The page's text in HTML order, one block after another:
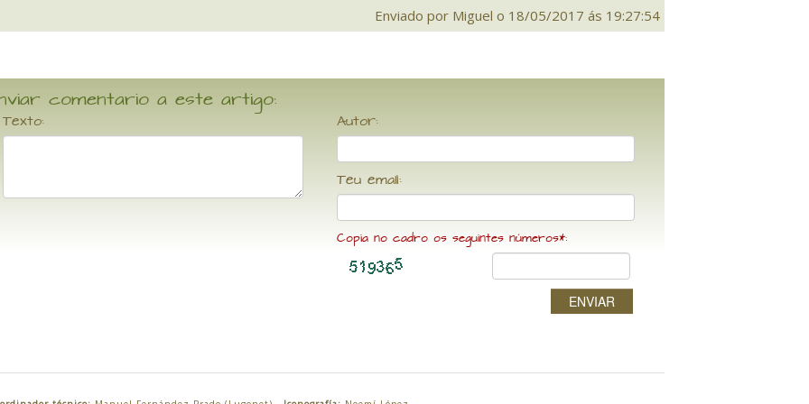
Enviado por Miguel o 18/05/2017 ás 19:27:54
comentario a este artigo:
Texto: Autor:
Teu email:
Copia no cadro os seguintes números*:
ENVIAR